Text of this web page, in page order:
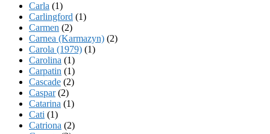
Carla (1)
Carlingford (1)
Carmen (2)
Carnea (Karmazyn) (2)
Carola (1979) (1)
Carolina (1)
Carpatin (1)
Cascade (2)
Caspar(2)
Catarina (1)
Cati (1)
Catriona (2)